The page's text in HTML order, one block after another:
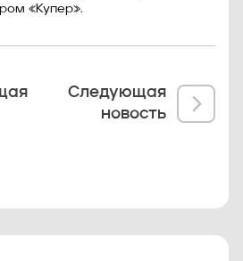
«Купер».
Следующая
новость